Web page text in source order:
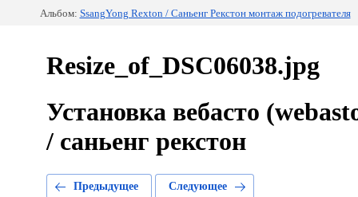
Альбом: SsangYong Rexton / Саньенг Рекстон монтаж подогревателя
Resize_of_DSC06038.jpg
Установка вебасто
/ саньенг рекстон
Предыдущее Следующее